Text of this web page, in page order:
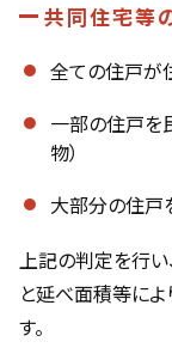
共同住宅等
全ての住戸が
一部の住戸を
物）
大部分の住戸
上記の判定を行い、
と延べ面積等に
す。